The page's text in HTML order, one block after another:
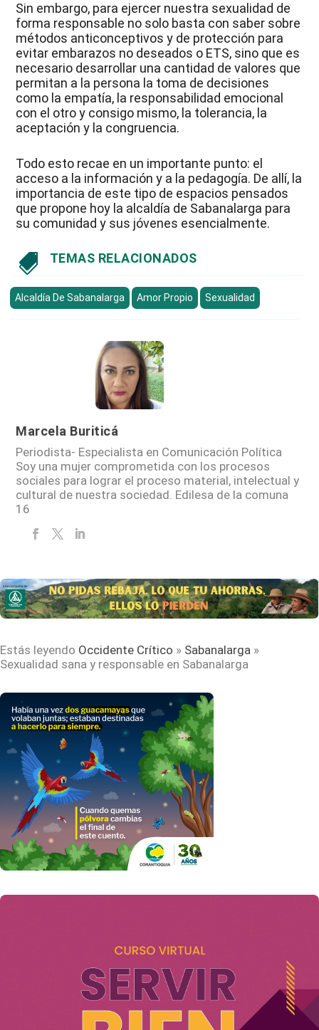
Sin embargo, para ejercer nuestra sexualidad de
forma responsable no solo basta con saber sobre
métodos anticonceptivos y de protección para
evitar embarazos no deseados o ETS, sino que es
necesario desarrollar una cantidad de valores que
permitan a la persona la toma de decisiones
como la empatía, la responsabilidad emocional
con el otro y consigo mismo, la tolerancia, la
aceptación y la congruencia.
Todo esto recae en un importante punto: el
acceso a la información y a la pedagogía. De allí, la
importancia de este tipo de espacios pensados
que propone hoy la alcaldía de Sabanalarga para
su comunidad y sus jóvenes esencialmente.
 TEMAS RELACIONADOS
Alcaldía De Sabanalarga Amor Propio Sexualidad
Marcela Buriticá
Periodista- Especialista en Comunicación Política
Soy una mujer comprometida con los procesos
sociales para lograr el proceso material, intelectual y
cultural de nuestra sociedad. Edilesa de la comuna
16
Estás leyendo Occidente Crítico » Sabanalarga »
Sexualidad sana y responsable en Sabanalarga